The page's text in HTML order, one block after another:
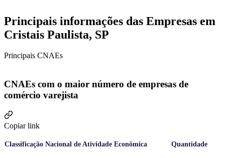
Principais informações das Empresas em
Cristais Paulista, SP
Principais CNAEs
CNAEs com o maior número de empresas de
comércio varejista
Copiar link
Classificação Nacional de Atividade Econômica Quantidade